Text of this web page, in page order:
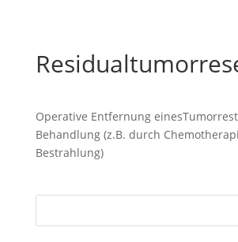
Operative Entfernung
Behandlung (z.B. durch
Bestrahlung)